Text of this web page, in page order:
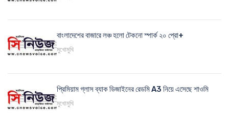
বাংলাদেশের বাজারে লঞ্চ হলো টেকনো স্পার্ক ২০ প্রো+
মুখোমুখি
প্রিমিয়াম গ্লাস ব্যাক ডিজাইনের রেডমি A3 নিয়ে এসেছে শাওমি
মুখোমুখি